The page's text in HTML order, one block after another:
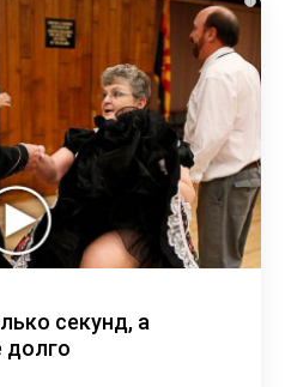
секунд, а
долго